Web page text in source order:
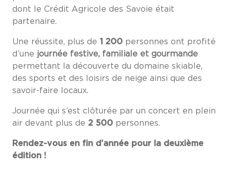
dont le Crédit Agricole des Savoie était
partenaire.
Une réussite, plus de 1 200 personnes ont profité
d’une journée festive, familiale et gourmande
permettant la découverte du domaine skiable,
des sports et des loisirs de neige ainsi que des
savoir-faire locaux.
Journée qui s’est clôturée par un concert en plein
air devant plus de 2 500 personnes.
Rendez-vous en fin d’année pour la deuxième
édition !